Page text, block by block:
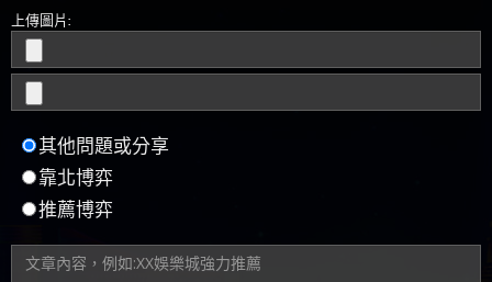
上傳圖片:
其他問題或分享
推薦博弈